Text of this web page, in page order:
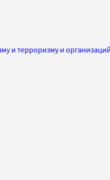
и терроризму и